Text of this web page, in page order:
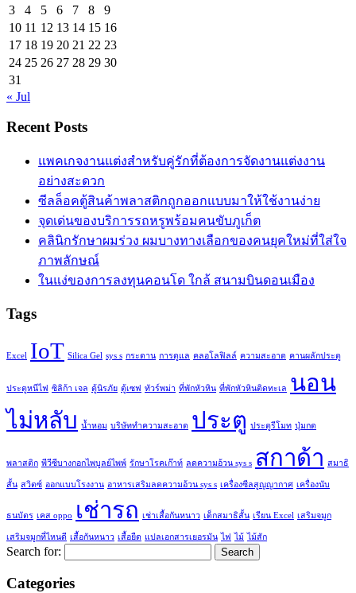
3 4 5 6 7 8
9
10 11 12 13 14 15 16
17 18 19 20 21 22 23
24 25 26 27 28 29 30
31
« Jul
Recent Posts
แพคเกจงานแต่งสำหรับคู่รักที่ต้องการจัดงานแต่งงาน
อย่างสะดวก
ซีลล็อคตู้สินค้าพลาสติกถูกออกแบบมาให้ใช้งานง่าย
จุดเด่นของบริการรถหรูพร้อมคนขับภูเก็ต
คลินิกรักษาผมร่วง ผมบางทางเลือกของคนยุคใหม่ที่ใส่ใจ
ภาพลักษณ์
ในแง่ของการลงทุนคอนโด ใกล้ สนามบินดอนเมือง
Tags
Excel IoT Silica Gel sys s กระดาน การดูแล คลอโลฟิลล์ ความสะอาด คานผลักประตู
ประตูหนีไฟ ซิลิก้า เจล ตู้นิรภัย ตู้เซฟ ทัวร์พม่า ที่พักหัวหิน ที่พักหัวหินติดทะเล นอน
ไม่หลับ น้ำหอม บริษัททำความสะอาด ประตู ประตูรีโมท ปุ่มกด
พลาสติก พีวีซีบางกอกไพบูลย์ไพพ์ รักษาโรคเก๊าท์ ลดความอ้วน sys s สกาด้า สมาธิ
สั้น สวิตซ์ ออกแบบโรงงาน อาหารเสริมลดความอ้วน sys s เครื่องซีลสูญญากาศ เครื่องนับ
ธนบัตร เคส oppo เช่ารถ เช่าเสื้อกันหนาว เด็กสมาธิสั้น เรียน Excel เสริมจมูก
เสริมจมูกที่ไหนดี เสื้อกันหนาว เสื้อยืด แปลเอกสารเยอรมัน ไฟ ไม้ ไม้สัก
Search for:
Categories